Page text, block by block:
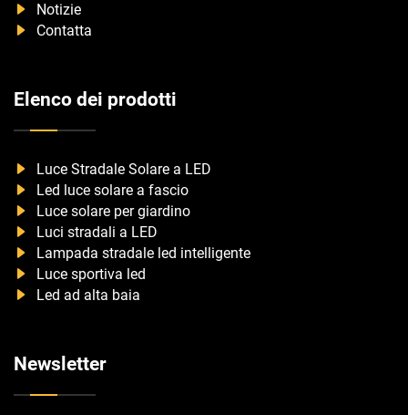
Notizie
Contatta
Elenco dei prodotti
Luce Stradale Solare a LED
Led luce solare a fascio
Luce solare per giardino
Luci stradali a LED
Lampada stradale led intelligente
Luce sportiva led
Led ad alta baia
Newsletter